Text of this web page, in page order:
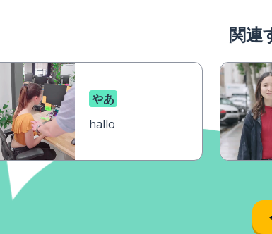
関連
やあ
hallo